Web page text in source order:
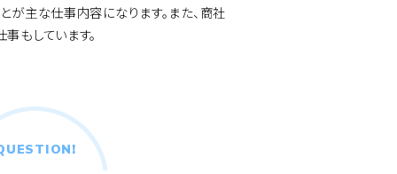
が主な仕事内容になります。また、商社
もしています。